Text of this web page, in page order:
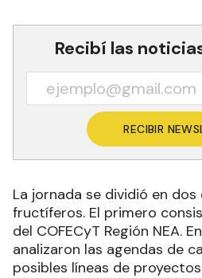
Recibí las
RECIBIR
La jornada se dividió en
fructíferos. El primero
del COFECyT Región NEA.
analizaron las agendas de
posibles líneas de